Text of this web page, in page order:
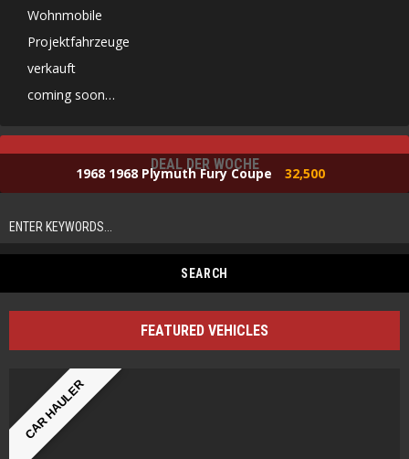
Wohnmobile
Projektfahrzeuge
verkauft
coming soon…
DEAL DER WOCHE
1968 1968 Plymuth Fury Coupe 32,500
FEATURED VEHICLES
CAR HAULER